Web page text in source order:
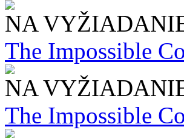
NA
The Impossible
NA
The Impossible